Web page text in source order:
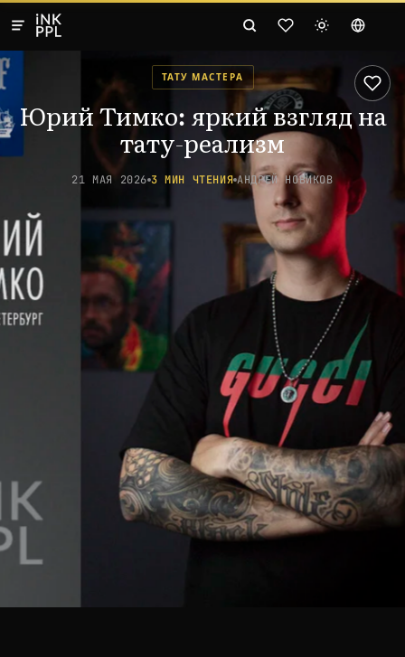
ТАТУ МАСТЕРА
Юрий Тимко: яркий взгляд на
тату-реализм
21 МАЯ 2026 3 МИН ЧТЕНИЯ АНДРЕЙ НОВИКОВ